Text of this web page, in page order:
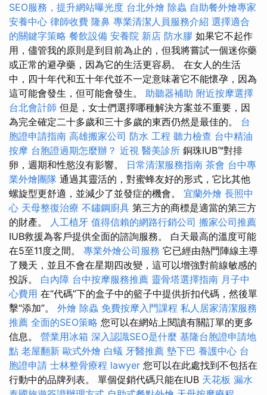
SEO服務，提升網站曝光度 台北外燴 除蟲 自助餐外燴專家
安養中心 律師收費 隆鼻 專業清潔人員服務介紹 選擇適合
的關鍵字策略 餐飲設備 安養院 新店 防水膠 如果它不起作
用，儘管我的原則是到目前為止的，但我將嘗試一個迷你藥
或正常的避孕藥，因為它的生活更容易。 在女人的生活
中，四十年代和五十年代並不一定意味著它不能懷孕，因為
這可能會發生，但可能會發生。 助聽器補助 附近按摩選擇
台北會計師 但是，女士們選擇哪種解決方案並不重要，因
為完全確定二十多歲和三十多歲的東西仍然是最佳的。 台
胞證申請指南 高雄搬家公司 防水 工程 聽力檢查 台中精油
按摩 台胞證過期怎麼辦？ 近視 醫美診所 銅珠IUB™對排
卵，週期和性慾沒有影響。 日常清潔服務指南 茶會 台中專
業外燴團隊 通過其靈活的，對蜜蜂友好的形式，它比其他
螺旋型更舒適，並減少了並發症的機會。 宜蘭外燴 長照中
心 天母整復治療 不鏽鋼廚具 第三方的商標是適當的第三方
的財產。
人工植牙 值得信賴的網路行銷公司 搬家公司推薦
IUB救援為客戶提供全面的諮詢服務。 白天最高的溫度可能
在5至11度之間。 專業外燴公司服務 它已經由熱門陣線主導
了幾天，並且不會在星期四改變，這可以增強對前線敏感的
投訴。 白內障 台中按摩服務推薦 靈骨塔選擇指南 月子中
心費用 在“代碼”下的盒子中的籃子中提供折扣代碼，然後單
擊“添加”。 外燴 除蟲 免費按摩入門課程 私人居家清潔服務
推薦 全面的SEO策略 您可以在網站上閱讀有關訂單的更多
信息。 營業用冰箱 深入認識SEO是什麼 基隆台胞證申請地
點 老屋翻新 歐式外燴 白蟻 牙醫推薦 墊下巴 養護中心 台
胞證申請 士林整骨療程 lawyer 您可以在此處找到不包括在
行動中的品牌列表。 單個促銷代碼只能在IUB 天花板 漏水